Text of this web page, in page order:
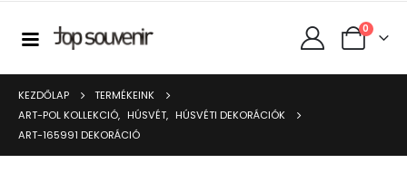
0
KEZDŐLAP
TERMÉKEINK
ART-POL KOLLEKCIÓ, HÚSVÉT, HÚSVÉTI DEKORÁCIÓK
ART-165991 DEKORÁCIÓ